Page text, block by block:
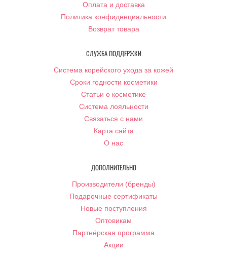
Оплата и доставка
Политика конфиденциальности
Возврат товара
СЛУЖБА ПОДДЕРЖКИ
Система корейского ухода за кожей
Сроки годности косметики
Статьи о косметике
Система лояльности
Связаться с нами
Карта сайта
О нас
ДОПОЛНИТЕЛЬНО
Производители (бренды)
Подарочные сертификаты
Новые поступления
Оптовикам
Партнёрская программа
Акции